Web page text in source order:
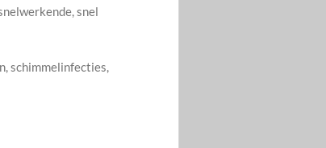
snel
schimmelinfecties,